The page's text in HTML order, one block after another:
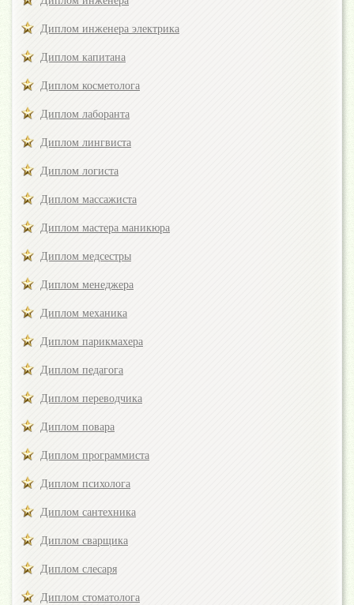
Диплом инженера электрика
Диплом капитана
Диплом косметолога
Диплом лаборанта
Диплом лингвиста
Диплом логиста
Диплом массажиста
Диплом мастера маникюра
Диплом медсестры
Диплом менеджера
Диплом механика
Диплом парикмахера
Диплом педагога
Диплом переводчика
Диплом повара
Диплом программиста
Диплом психолога
Диплом сантехника
Диплом сварщика
Диплом слесаря
Диплом стоматолога